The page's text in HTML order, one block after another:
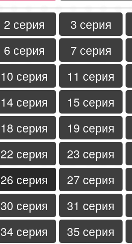
2 серия
3 серия
6 серия
7 серия
10 серия
11 серия
14 серия
15 серия
18 серия
19 серия
22 серия
23 серия
26 серия
27 серия
30 серия
31 серия
34 серия
35 серия